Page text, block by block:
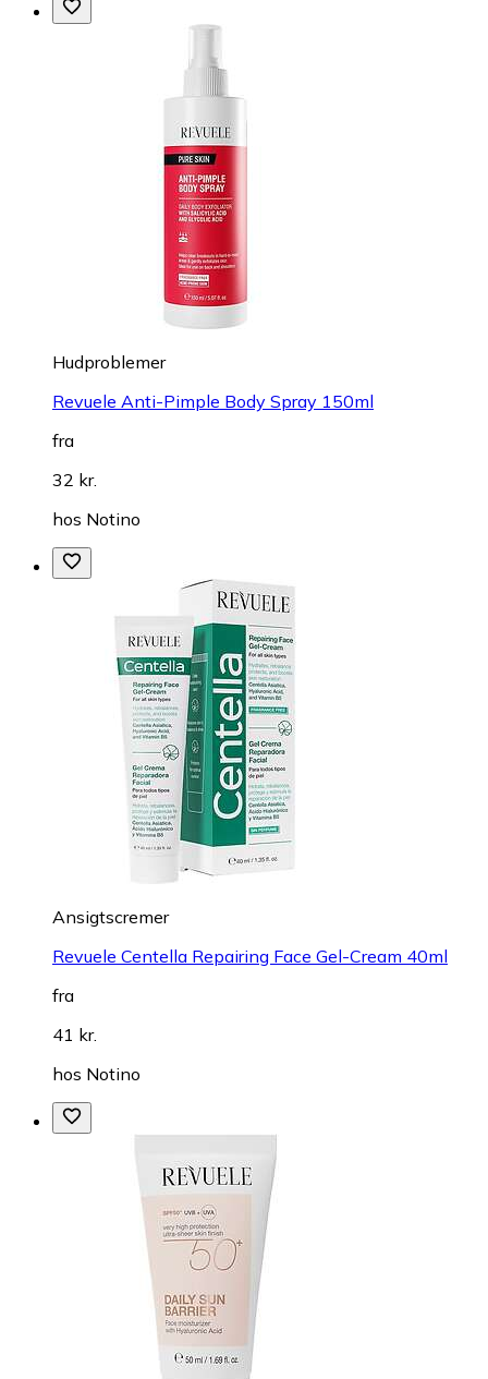
Hudproblemer
Revuele Anti-Pimple Body Spray 150ml
fra
32 kr.
hos Notino
Ansigtscremer
Revuele Centella Repairing Face Gel-Cream 40ml
fra
41 kr.
hos Notino